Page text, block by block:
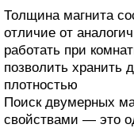
Толщина магнита
отличие от
работать при
позволить хранить
плотностью
Поиск двумерных
свойствами — это